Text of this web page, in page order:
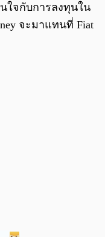
ใจกับการลงทุนใน
จะมาแทนที่ Fiat